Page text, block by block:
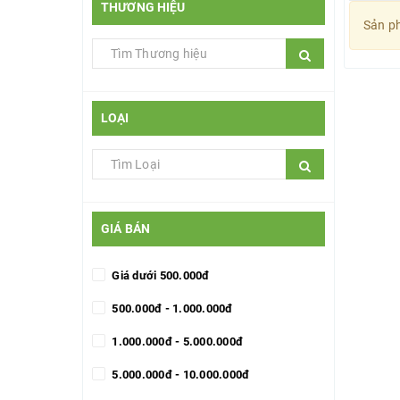
THƯƠNG HIỆU
LOẠI
GIÁ BÁN
Giá dưới 500.000đ
500.000đ - 1.000.000đ
1.000.000đ - 5.000.000đ
5.000.000đ - 10.000.000đ
Sản